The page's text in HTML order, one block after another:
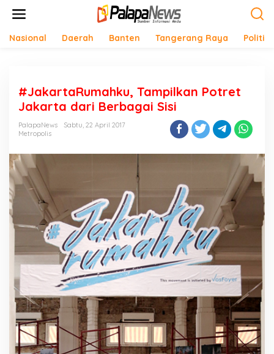
Nasional Daerah Banten Tangerang Raya Politik
#JakartaRumahku, Tampilkan Potret
Jakarta dari Berbagai Sisi
PalapaNews
Sabtu, 22 April 2017
Metropolis